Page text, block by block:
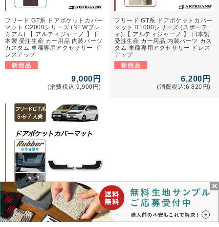
フリード GT系 ドアポケットカバー
マット C2000シリーズ (NEWプレ
ミアム) 【 アルティジャーノ 】 日
本製 受注生産 カー用品 内装パーツ
カスタム 車種専用アクセサリー ド
レスアップ
9,000円
(消費税込:9,900円)
フリード GT系 ドアポケットカバー
マット R1000シリーズ (スポーテ
ィ) 【 アルティジャーノ 】 日本製
受注生産 カー用品 内装パーツ カス
タム 車種専用アクセサリー ドレス
アップ
6,200円
(消費税込:6,820円)
フリード GT系 ドアポケットカバー
マット ラバー製 ゴム 防水 撥水性
【 アルティジャーノ 】 日本製 受